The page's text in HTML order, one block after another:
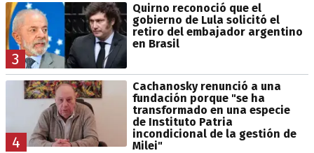
3
Quirno reconoció que el
gobierno de Lula solicitó el
retiro del embajador argentino
en Brasil
4
Cachanosky renunció a una
fundación porque "se ha
transformado en una especie
de Instituto Patria
incondicional de la gestión de
Milei"